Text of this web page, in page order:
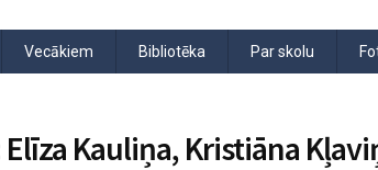
Vecākiem Bibliotēka Par skolu
Kauliņa, Kristiāna